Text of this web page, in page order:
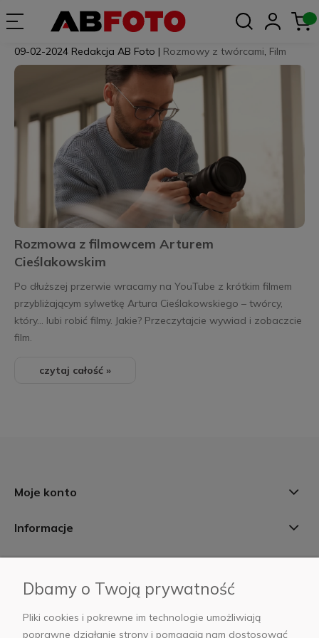
Rozmowa z filmowcem Arturem
Cieślakowskim
09-02-2024 Redakcja AB Foto | Rozmowy z twórcami, Film
Po dłuższej przerwie wracamy na YouTube z krótkim filmem
przybliżającym sylwetkę Artura Cieślakowskiego – twórcy,
który... lubi robić filmy. Jakie? Przeczytajcie wywiad i zobaczcie
film.
czytaj całość »
Moje konto
Informacje
AB Foto
Dbamy o Twoją prywatność
Pliki cookies i pokrewne im technologie umożliwiają
poprawne działanie strony i pomagają nam dostosować